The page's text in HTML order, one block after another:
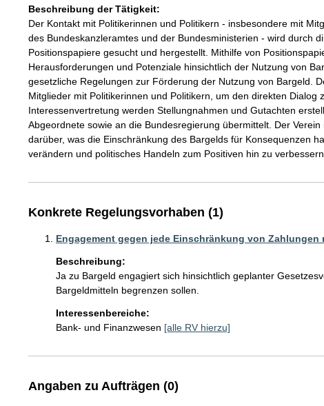
Beschreibung der Tätigkeit:
Der Kontakt mit Politikerinnen und Politikern - insbesondere mit
des Bundeskanzleramtes und der Bundesministerien - wird durch
Positionspapiere gesucht und hergestellt. Mithilfe von
Herausforderungen und Potenziale hinsichtlich der Nutzung von
gesetzliche Regelungen zur Förderung der Nutzung von Bargeld.
Mitglieder mit Politikerinnen und Politikern, um den direkten Dialog
Interessenvertretung werden Stellungnahmen und Gutachten
Abgeordnete sowie an die Bundesregierung übermittelt. Der
darüber, was die Einschränkung des Bargelds für Konsequenzen
verändern und politisches Handeln zum Positiven hin zu verbessern.
Konkrete Regelungsvorhaben (1)
Engagement gegen jede Einschränkung von Zahlungen
Beschreibung:
Ja zu Bargeld engagiert sich hinsichtlich geplanter
Bargeldmitteln begrenzen sollen.
Interessenbereiche:
Bank- und Finanzwesen [alle RV hierzu]
Angaben zu Aufträgen (0)